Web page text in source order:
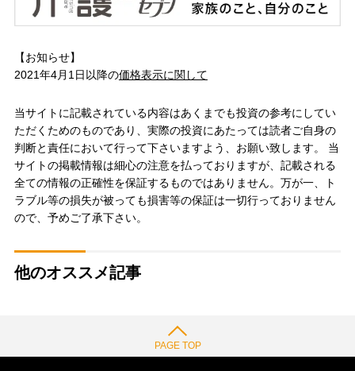
【お知らせ】
2021年4月1日以降の価格表示に関して
当サイトに記載されている内容はあくまでも投資の参考にしてい
ただくためのものであり、実際の投資にあたっては読者ご自身の
判断と責任において行って下さいますよう、お願い致します。 当
サイトの掲載情報は細心の注意を払っておりますが、記載される
全ての情報の正確性を保証するものではありません。万が一、ト
ラブル等の損失が被っても損害等の保証は一切行っておりません
ので、予めご了承下さい。
他のオススメ記事
PAGE TOP